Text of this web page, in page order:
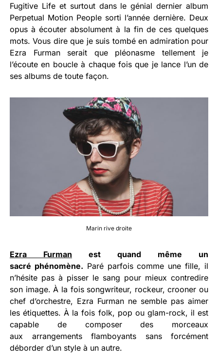
Fugitive Life et surtout dans le génial dernier album
Perpetual Motion People sorti l’année dernière. Deux
opus à écouter absolument à la fin de ces quelques
mots. Vous dire que je suis tombé en admiration pour
Ezra Furman serait que pléonasme tellement je
l’écoute en boucle à chaque fois que je lance l’un de
ses albums de toute façon.
Marin rive droite
Ezra Furman est quand même un
sacré phénomène. Paré parfois comme une fille, il
n’hésite pas à pisser le sang pour mieux contredire
son image. À la fois songwriteur, rockeur, crooner ou
chef d’orchestre, Ezra Furman ne semble pas aimer
les étiquettes. À la fois folk, pop ou glam-rock, il est
capable de composer des morceaux
aux arrangements flamboyants sans forcément
déborder d’un style à un autre.